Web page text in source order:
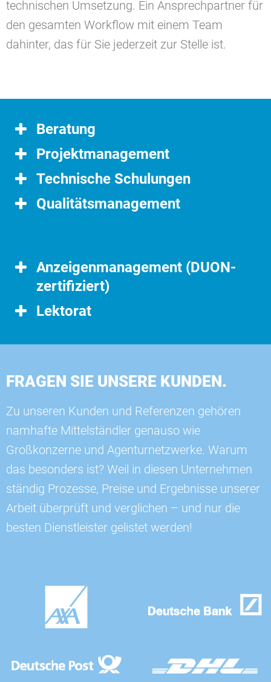
technischen Umsetzung. Ein Ansprechpartner für
den gesamten Workflow mit einem Team
dahinter, das für Sie jederzeit zur Stelle ist.
Beratung
Projektmanagement
Technische Schulungen
Qualitätsmanagement
Anzeigenmanagement (DUON-
zertifiziert)
Lektorat
FRAGEN SIE UNSERE KUNDEN.
Zu unseren Kunden und Referenzen gehören
namhafte Mittelständler genauso wie
Großkonzerne und Agenturnetzwerke. Warum
das besonders ist? Weil in diesen Unternehmen
ständig Prozesse, Preise und Ergebnisse unserer
Arbeit überprüft und verglichen – und nur die
besten Dienstleister gelistet werden!